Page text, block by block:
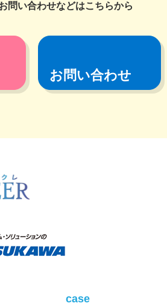
問い合わせなどはこちらから
お問い合わせ
case